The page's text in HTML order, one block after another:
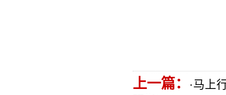
上一篇： ·马上